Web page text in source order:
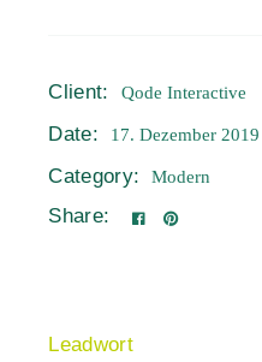
Client: Qode Interactive
Date: 17. Dezember 2019
Category: Modern
Share:
Leadwort